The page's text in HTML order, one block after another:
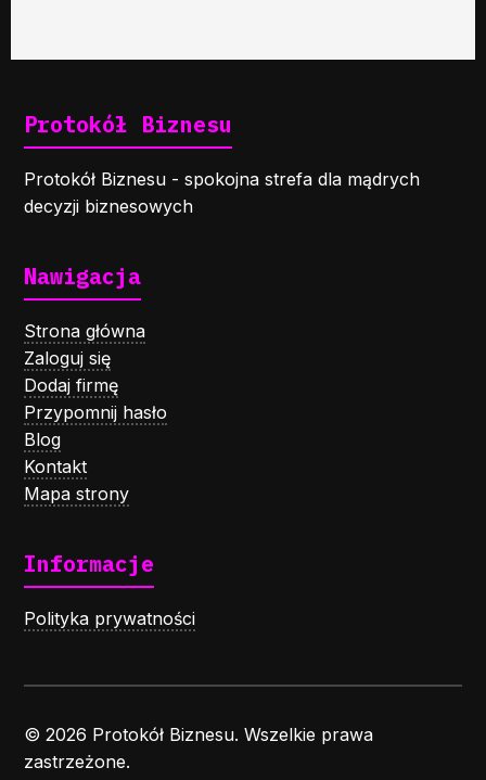
Protokół Biznesu
Protokół Biznesu - spokojna strefa dla mądrych
decyzji biznesowych
Nawigacja
Strona główna
Zaloguj się
Dodaj firmę
Przypomnij hasło
Blog
Kontakt
Mapa strony
Informacje
Polityka prywatności
© 2026 Protokół Biznesu. Wszelkie prawa
zastrzeżone.